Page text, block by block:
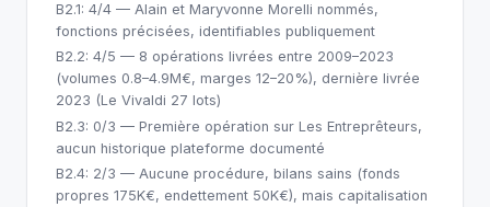
B2.1: 4/4 — Alain et Maryvonne Morelli nommés,
fonctions précisées, identifiables publiquement
B2.2: 4/5 — 8 opérations livrées entre 2009–2023
(volumes 0.8–4.9M€, marges 12–20%), dernière livrée
2023 (Le Vivaldi 27 lots)
B2.3: 0/3 — Première opération sur Les Entreprêteurs,
aucun historique plateforme documenté
B2.4: 2/3 — Aucune procédure, bilans sains (fonds
propres 175K€, endettement 50K€), mais capitalisation